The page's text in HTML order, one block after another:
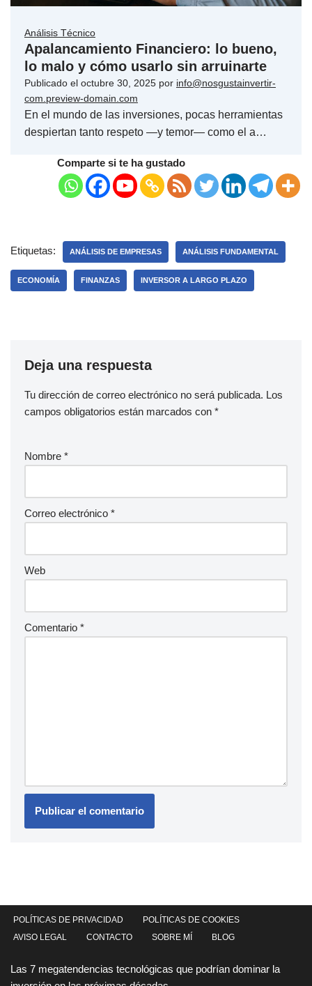
Análisis Técnico
Apalancamiento Financiero: lo bueno,
lo malo y cómo usarlo sin arruinarte
Publicado el octubre 30, 2025 por info@nosgustainvertir-
com.preview-domain.com
En el mundo de las inversiones, pocas herramientas
despiertan tanto respeto —y temor— como el a…
Comparte si te ha gustado
Etiquetas: ANÁLISIS DE EMPRESAS ANÁLISIS FUNDAMENTAL
ECONOMÍA FINANZAS INVERSOR A LARGO PLAZO
Deja una respuesta
Tu dirección de correo electrónico no será publicada. Los
campos obligatorios están marcados con *
Nombre *
Correo electrónico *
Web
Comentario *
POLÍTICAS DE PRIVACIDAD
POLÍTICAS DE COOKIES
AVISO LEGAL
CONTACTO SOBRE MÍ BLOG
Las 7 megatendencias tecnológicas que podrían dominar la